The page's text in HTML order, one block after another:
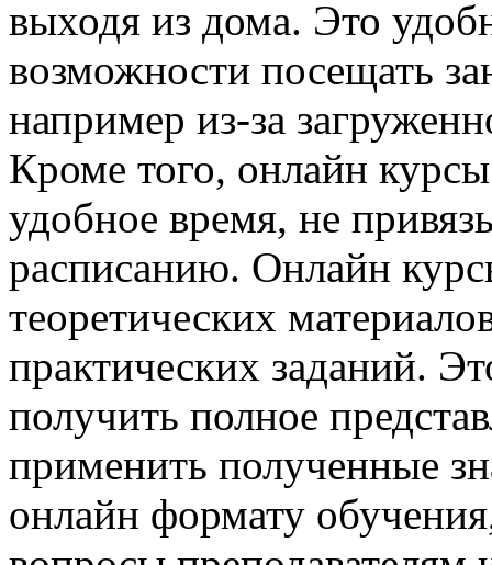
выходя из дома. Это
возможности посещать
например из-за
Кроме того, онлайн
удобное время, не
расписанию. Онлайн
теоретических
практических заданий.
получить полное
применить полученные
онлайн формату